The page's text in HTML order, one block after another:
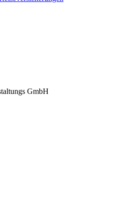
GmbH